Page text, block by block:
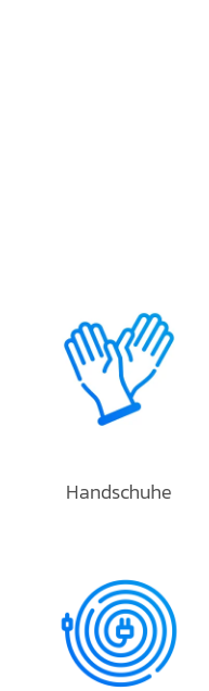
Handschuhe